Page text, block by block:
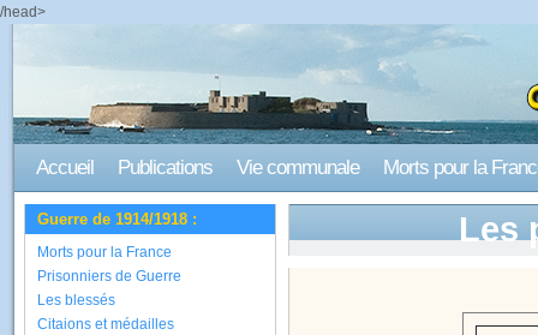
/head>
Accueil Publications Vie communale Morts pour la
Guerre de 1914/1918 :
Morts pour la France
Prisonniers de Guerre
Les blessés
Citaions et médailles
Les